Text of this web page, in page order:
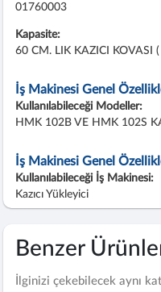
01760003
Kapasite:
60 CM. LIK KAZICI KOVASI
İş Makinesi Genel
Kullanılabileceği Modeller:
HMK 102B VE HMK 102S
İş Makinesi Genel
Kullanılabileceği İş Makinesi:
Kazıcı Yükleyici
Benzer
İlginizi çekebilecek aynı